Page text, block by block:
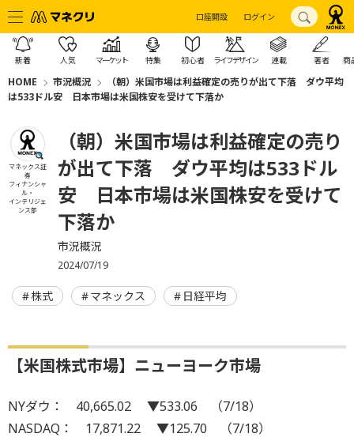
口座開設 ログイン
新着 人気 マーケット 特集 初心者 ライフデザイン 連載 著者 商
HOME 市況概況
（朝）米国市場は利益確定の売りが出て下落 ダウ平均
は533ドル安 日本市場は米国株安を受けて下落か
マネックス証
券
フィナンシャ
ル・
インテリジェ
ンス部
（朝）米国市場は利益確定の売り
が出て下落 ダウ平均は533ドル
安 日本市場は米国株安を受けて
下落か
市況概況
2024/07/19
株式 マネックス 日経平均
【米国株式市場】ニューヨーク市場
NYダウ： 40,665.02 ▼533.06 （7/18）
NASDAQ： 17,871.22 ▼125.70 （7/18）